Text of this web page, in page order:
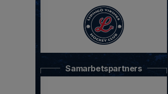
Samarbetspartners